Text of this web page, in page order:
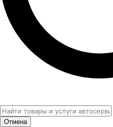
Отмена